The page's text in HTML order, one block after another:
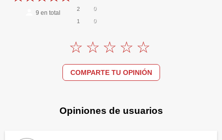
9 en total
2 0
1 0
COMPARTE TU OPINIÓN
Opiniones de usuarios